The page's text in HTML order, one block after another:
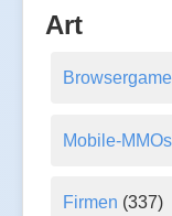
Art
Mobile-MMOs
Firmen (337)